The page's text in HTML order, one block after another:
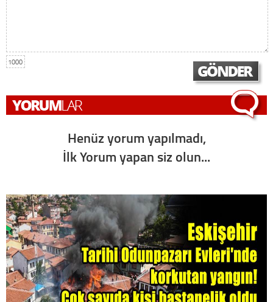
1000
Henüz yorum yapılmadı,
İlk Yorum yapan siz olun...